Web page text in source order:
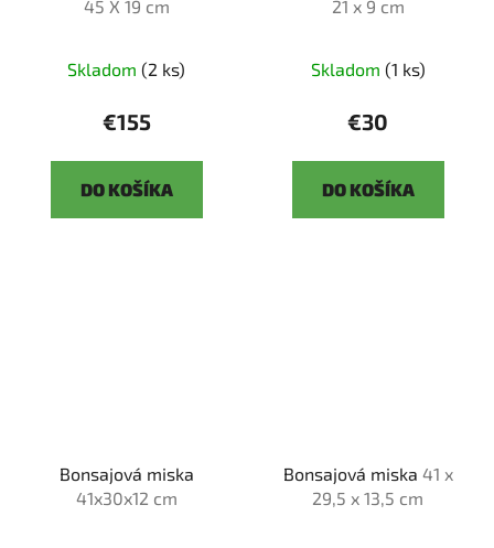
45 X 19 cm
Skladom (2 ks)
€155
DO KOŠÍKA
21 x 9 cm
Skladom (1 ks)
€30
DO KOŠÍKA
Bonsajová miska
41x30x12 cm
Bonsajová miska 41 x
29,5 x 13,5 cm